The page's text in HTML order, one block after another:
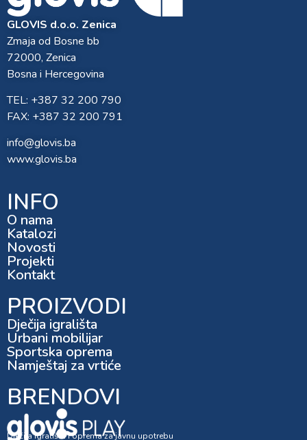
GLOVIS d.o.o. Zenica
Zmaja od Bosne bb
72000, Zenica
Bosna i Hercegovina
TEL: +387 32 200 790
FAX: +387 32 200 791
info@glovis.ba
www.glovis.ba
INFO
O nama
Katalozi
Novosti
Projekti
Kontakt
PROIZVODI
Dječija igrališta
Urbani mobilijar
Sportska oprema
Namještaj za vrtiće
BRENDOVI
Dječija igrališta i oprema za javnu upotrebu